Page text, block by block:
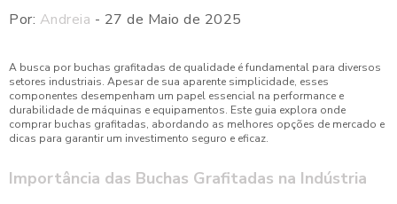
Por: Andreia - 27 de Maio de 2025
A busca por buchas grafitadas de qualidade é fundamental para diversos
setores industriais. Apesar de sua aparente simplicidade, esses
componentes desempenham um papel essencial na performance e
durabilidade de máquinas e equipamentos. Este guia explora onde
comprar buchas grafitadas, abordando as melhores opções de mercado e
dicas para garantir um investimento seguro e eficaz.
Importância das Buchas Grafitadas na Indústria